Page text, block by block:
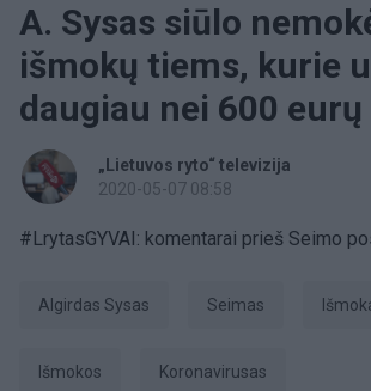
A. Sysas siūlo
išmokų tiems, kurie
daugiau nei 600 eurų
„Lietuvos ryto“ televizija
2020-05-07 08:58
#LrytasGYVAI: komentarai prieš Seimo
Algirdas Sysas Seimas
išmokos koronavirusas